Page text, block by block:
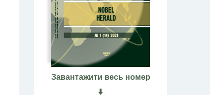
Завантажити весь номер